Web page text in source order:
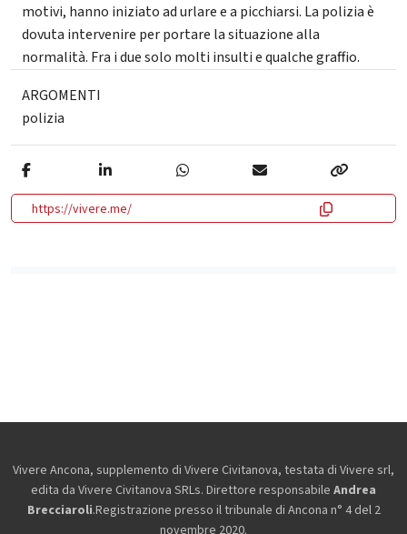
motivi, hanno iniziato ad urlare e a picchiarsi. La polizia è
dovuta intervenire per portare la situazione alla
normalità. Fra i due solo molti insulti e qualche graffio.
ARGOMENTI
polizia
https://vivere.me/
Vivere Ancona, supplemento di Vivere Civitanova, testata di Vivere srl,
edita da Vivere Civitanova SRLs. Direttore responsabile Andrea
Brecciaroli.Registrazione presso il tribunale di Ancona n° 4 del 2
novembre 2020.